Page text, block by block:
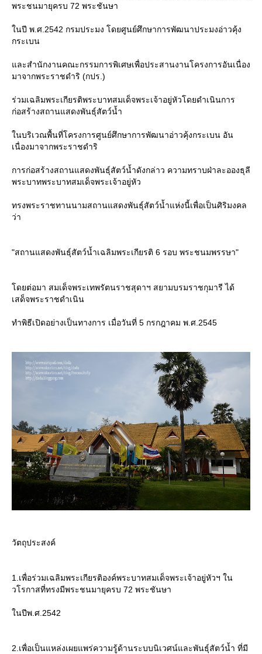
พระชนมายุครบ 72 พระชันษา
นปี พ.ศ.2542 กรมประมง โดยศูนย์ศึกษาการพัฒนาประมงอ่าวคุ้ง
กระเบน
ละสำนักงานคณะกรรมการพิเศษเพื่อประสานงานโครงการอันเนื่อง
มาจากพระราชดำริ (กปร.)
ร่วมเฉลิมพระเกียรติพระบาทสมเด็จพระเจ้าอยู่หัวโดยดำเนินการ
ก่อสร้างสถานแสดงพันธุ์สัตว์น้ำ
นบริเวณพื้นที่โครงการศูนย์ศึกษาการพัฒนาอ่าวคุ้งกระเบน อัน
เนื่องมาจากพระราชดำริ
การก่อสร้างสถานแสดงพันธุ์สัตว์น้ำดังกล่าว ความทราบฝ่าละอองธุลี
พระบาทพระบาทสมเด็จพระเจ้าอยู่หัว
ทรงพระราชทานนามสถานแสดงพันธุ์สัตว์น้ำแห่งนี้เพื่อเป็นศิริมงคล
ว่า
"สถานแสดงพันธุ์สัตว์น้ำเฉลิมพระเกียรติ 6 รอบ พระชนมพรรษา"
ดยต่อมา สมเด็จพระเทพรัตนราชสุดาฯ สยามบรมราชกุมารี ได้
เสด็จพระราชดำเนิน
ทำพิธีเปิดอย่างเป็นทางการ เมื่อวันที่ 5 กรกฎาคม พ.ศ.2545
วัตถุประสงค์
1.เพื่อร่วมเฉลิมพระเกียรติองค์พระบาทสมเด็จพระเจ้าอยู่หัวฯ ใน
วโรกาสที่ทรงมีพระชนมายุครบ 72 พระชันษา
นปีพ.ศ.2542
2.เพื่อเป็นแหล่งเผยแพร่ความรู้ด้านระบบนิเวศน์และพันธุ์สัตว์น้ำ ที่มี